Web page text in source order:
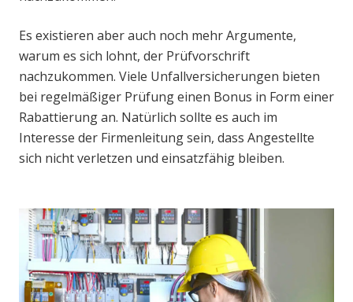
Es existieren aber auch noch mehr Argumente,
warum es sich lohnt, der Prüfvorschrift
nachzukommen. Viele Unfallversicherungen bieten
bei regelmäßiger Prüfung einen Bonus in Form einer
Rabattierung an. Natürlich sollte es auch im
Interesse der Firmenleitung sein, dass Angestellte
sich nicht verletzen und einsatzfähig bleiben.